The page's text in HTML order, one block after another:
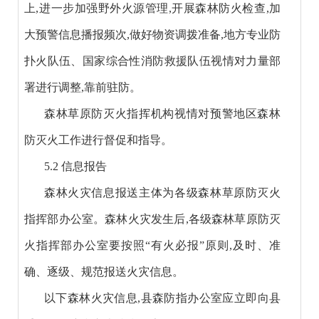
上,进一步加强野外火源管理,开展森林防火检查,加
大预警信息播报频次,做好物资调拨准备,地方专业防
扑火队伍、国家综合性消防救援队伍视情对力量部
署进行调整,靠前驻防。
森林草原防灭火指挥机构视情对预警地区森林
防灭火工作进行督促和指导。
5.2 信息报告
森林火灾信息报送主体为各级森林草原防灭火
指挥部办公室。森林火灾发生后,各级森林草原防灭
火指挥部办公室要按照“有火必报”原则,及时、准
确、逐级、规范报送火灾信息。
以下森林火灾信息,县森防指办公室应立即向县